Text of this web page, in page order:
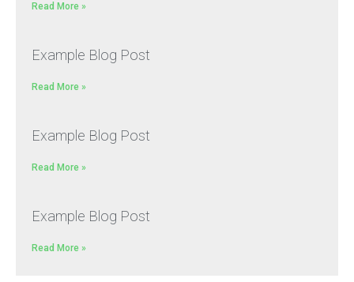
Read More »
Example Blog Post
Read More »
Example Blog Post
Read More »
Example Blog Post
Read More »